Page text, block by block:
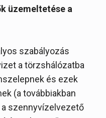
üzemeltetése a
szabályozás
a törzshálózatba
és ezek
(a továbbiakban
szennyvízelvezető